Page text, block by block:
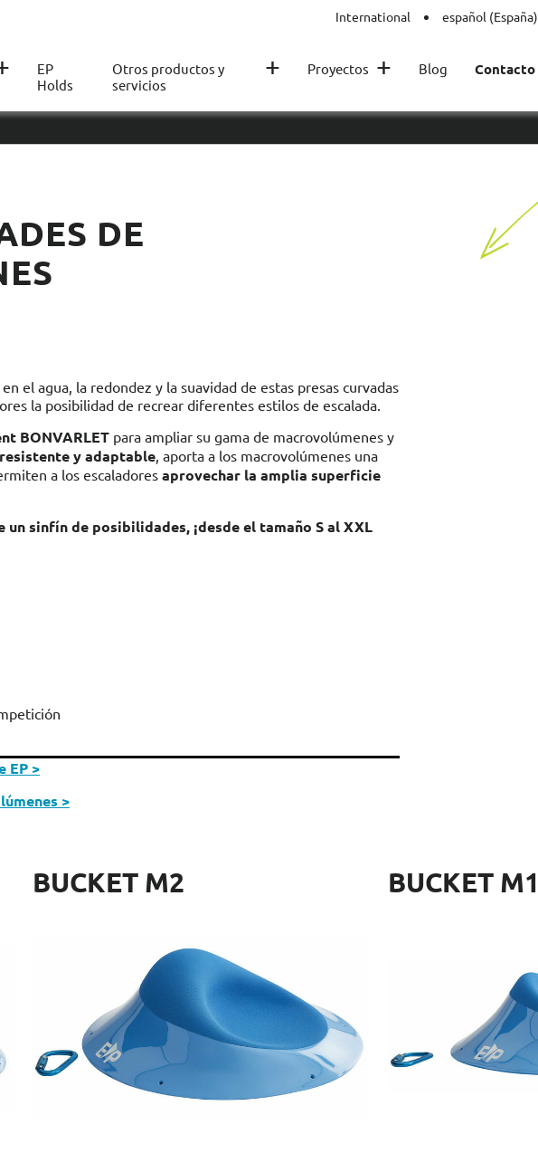
International español (España)
EP
Holds
Otros productos y
servicios
+ Proyectos + Blog Contacto
DE
el agua, la redondez y la suavidad de estas presas curvadas
la posibilidad de recrear diferentes estilos de escalada.
BONVARLET para ampliar su gama de macrovolúmenes y
y adaptable, aporta a los macrovolúmenes una
a los escaladores aprovechar la amplia superficie
sinfín de posibilidades, ¡desde el tamaño S al XXL
EP >
>
BUCKET M2 BUCKET M1